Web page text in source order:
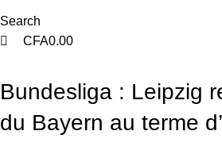
Search
CFA0.00
Bundesliga : Leipzig
du Bayern au terme